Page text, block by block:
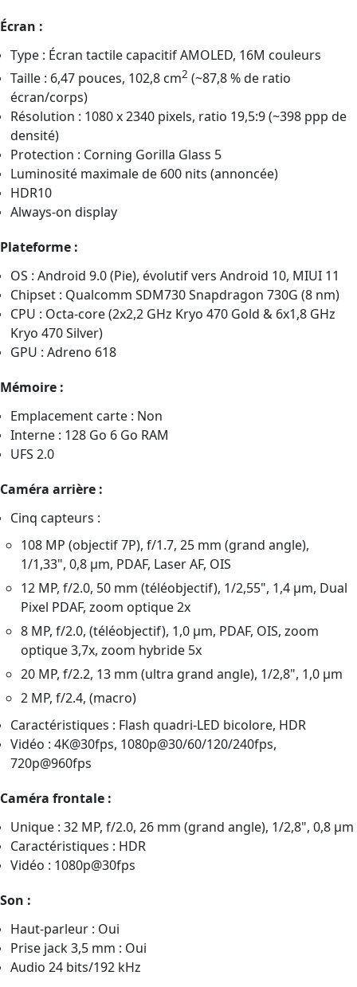
Écran :
Type : Écran tactile capacitif AMOLED, 16M couleurs
Taille : 6,47 pouces, 102,8 cm2 (~87,8 % de ratio
écran/corps)
Résolution : 1080 x 2340 pixels, ratio 19,5:9 (~398 ppp de
densité)
Protection : Corning Gorilla Glass 5
Luminosité maximale de 600 nits (annoncée)
HDR10
Always-on display
Plateforme :
OS : Android 9.0 (Pie), évolutif vers Android 10, MIUI 11
Chipset : Qualcomm SDM730 Snapdragon 730G (8 nm)
CPU : Octa-core (2x2,2 GHz Kryo 470 Gold & 6x1,8 GHz
Kryo 470 Silver)
GPU : Adreno 618
Mémoire :
Emplacement carte : Non
Interne : 128 Go 6 Go RAM
UFS 2.0
Caméra arrière :
Cinq capteurs :
108 MP (objectif 7P), f/1.7, 25 mm (grand angle),
1/1,33", 0,8 µm, PDAF, Laser AF, OIS
12 MP, f/2.0, 50 mm (téléobjectif), 1/2,55", 1,4 µm, Dual
Pixel PDAF, zoom optique 2x
8 MP, f/2.0, (téléobjectif), 1,0 µm, PDAF, OIS, zoom
optique 3,7x, zoom hybride 5x
20 MP, f/2.2, 13 mm (ultra grand angle), 1/2,8", 1,0 µm
2 MP, f/2.4, (macro)
Caractéristiques : Flash quadri-LED bicolore, HDR
Vidéo : 4K@30fps, 1080p@30/60/120/240fps,
720p@960fps
Caméra frontale :
Unique : 32 MP, f/2.0, 26 mm (grand angle), 1/2,8", 0,8 µm
Caractéristiques : HDR
Vidéo : 1080p@30fps
Son :
Haut-parleur : Oui
Prise jack 3,5 mm : Oui
Audio 24 bits/192 kHz